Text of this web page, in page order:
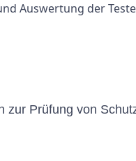
Auswertung der